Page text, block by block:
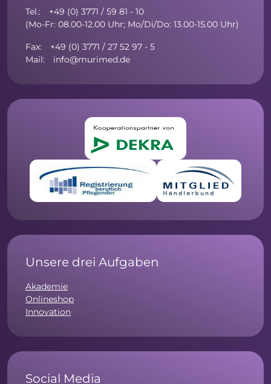
Tel.: +49 (0) 3771 / 59 81 - 10
(Mo-Fr: 08.00-12.00 Uhr; Mo/Di/Do: 13.00-15.00 Uhr)
Fax: +49 (0) 3771 / 27 52 97 - 5
Mail: info@murimed.de
Unsere drei Aufgaben
Akademie
Onlineshop
Innovation
Social Media